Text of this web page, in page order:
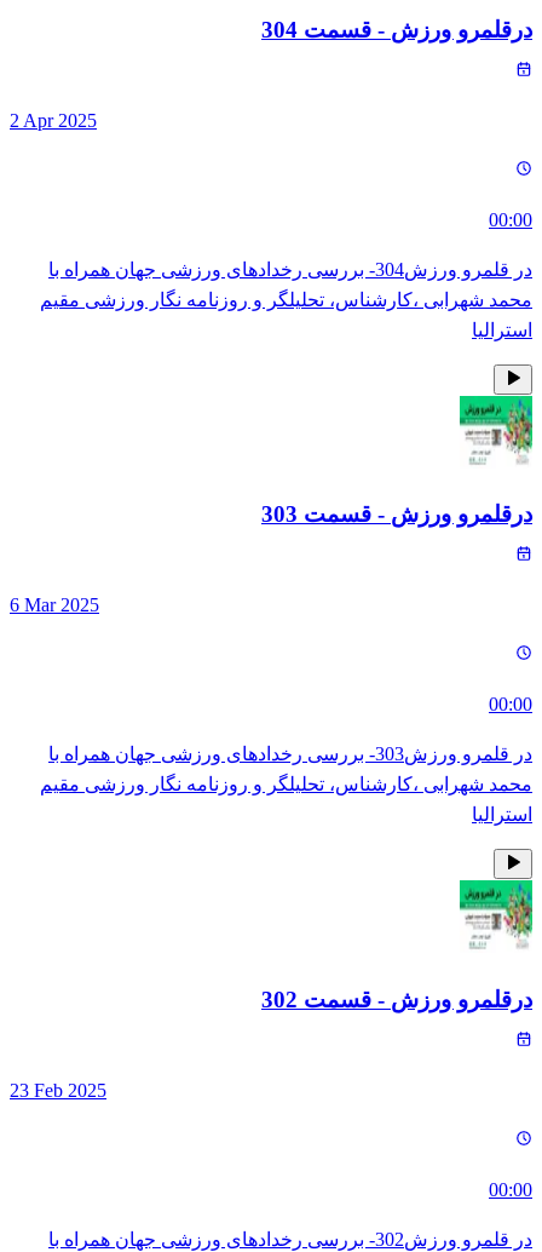
درقلمرو ورزش - قسمت 304
2 Apr 2025
00:00
در قلمرو ورزش304- بررسی رخدادهای ورزشی جهان همراه با
محمد شهرابی ،کارشناس، تحلیلگر و روزنامه نگار ورزشی مقیم
استرالیا
درقلمرو ورزش - قسمت 303
6 Mar 2025
00:00
در قلمرو ورزش303- بررسی رخدادهای ورزشی جهان همراه با
محمد شهرابی ،کارشناس، تحلیلگر و روزنامه نگار ورزشی مقیم
استرالیا
درقلمرو ورزش - قسمت 302
23 Feb 2025
00:00
در قلمرو ورزش302- بررسی رخدادهای ورزشی جهان همراه با